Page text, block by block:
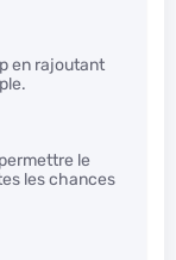
en rajoutant
le
les chances